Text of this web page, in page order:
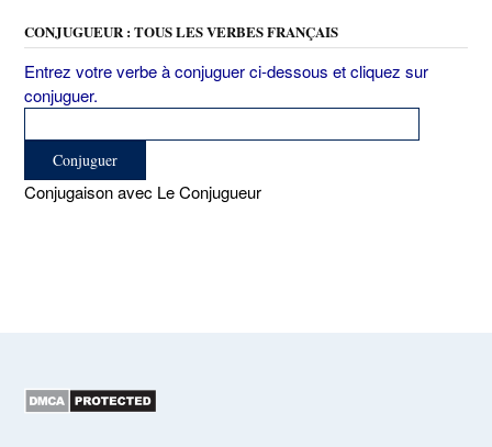
CONJUGUEUR : TOUS LES VERBES FRANÇAIS
Entrez votre verbe à conjuguer ci-dessous et cliquez sur
conjuguer.
Conjugaison avec Le Conjugueur